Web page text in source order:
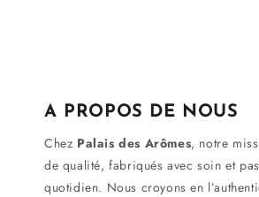
A PROPOS DE NOUS
Chez Palais des Arômes, notre
de qualité, fabriqués avec soin et
quotidien. Nous croyons en